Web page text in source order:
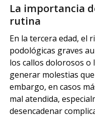
La importancia
rutina
En la tercera edad, el
podológicas graves
los callos dolorosos o
generar molestias
embargo, en casos
mal atendida,
desencadenar